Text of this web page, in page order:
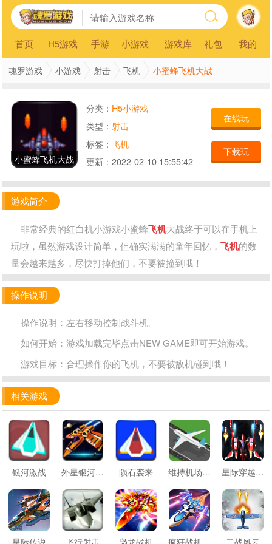
首页 H5游戏 手游 小游戏 游戏库 礼包 我的
魂罗游戏 小游戏 射击 飞机 小蜜蜂飞机大战
小蜜蜂飞机大战
分类： H5小游戏
类型： 射击
标签： 飞机
更新： 2022-02-10 15:55:42
在线玩
下载玩
游戏简介
非常经典的红白机小游戏小蜜蜂飞机大战终于可以在手机上
玩啦，虽然游戏设计简单，但确实满满的童年回忆， 飞机的数
量会越来越多，尽快打掉他们，不要被撞到哦！
操作说明
操作说明：左右移动控制战斗机。
如何开始：游戏加载完毕点击NEW GAME即可开始游戏。
游戏目标：合理操作你的飞机，不要被敌机碰到哦！
相关游戏
银河激战 外星银河系战争 陨石袭来 维持机场的秩序 星际穿越大战
星际传说 飞行射击 枭龙战机 二战风云